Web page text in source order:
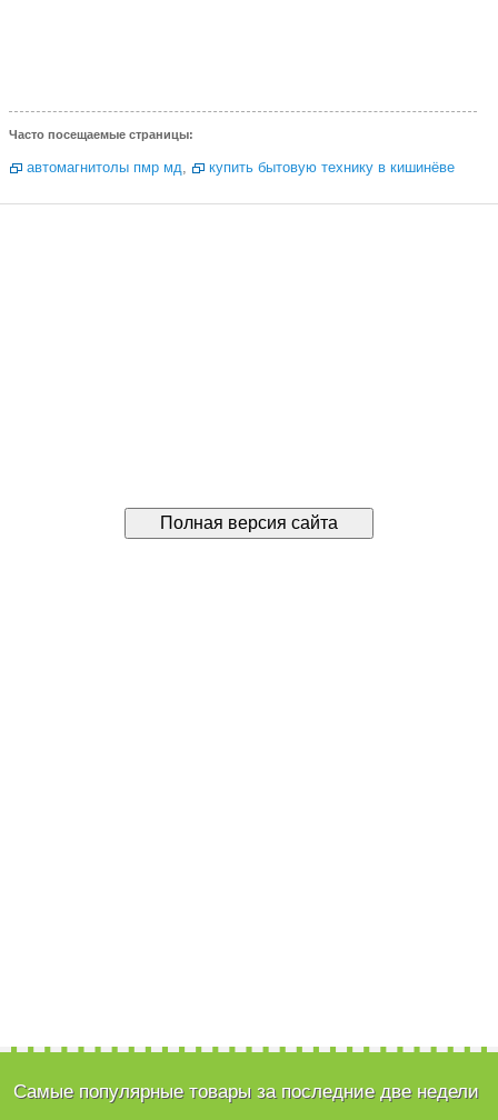
Часто посещаемые страницы:
автомагнитолы пмр мд, купить бытовую технику в кишинёве
Самые популярные товары за последние две недели